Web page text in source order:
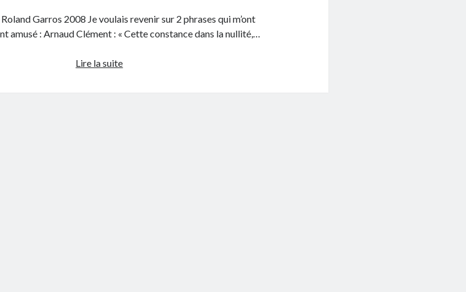
Garros 2008 Je voulais revenir sur 2 phrases qui m’ont
amusé : Arnaud Clément : « Cette constance dans la nullité,…
Lire la suiteLes